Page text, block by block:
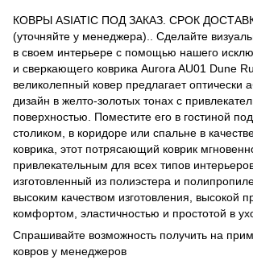
КОВРЫ ASIATIC ПОД ЗАКАЗ. СРОК
(уточняйте у менеджера).. Сделайте
в своем интерьере с помощью нашего
и сверкающего коврика Aurora AU01 Dune
великолепный ковер предлагает оптически
дизайн в желто-золотых тонах с
поверхностью. Поместите его в гостиной
столиком, в коридоре или спальне в
коврика, этот потрясающий коврик
привлекательным для всех типов
изготовленный из полиэстера и
высоким качеством изготовления, высокой
комфортом, эластичностью и простотой в
Спрашивайте возможность получить на
ковров у менеджеров